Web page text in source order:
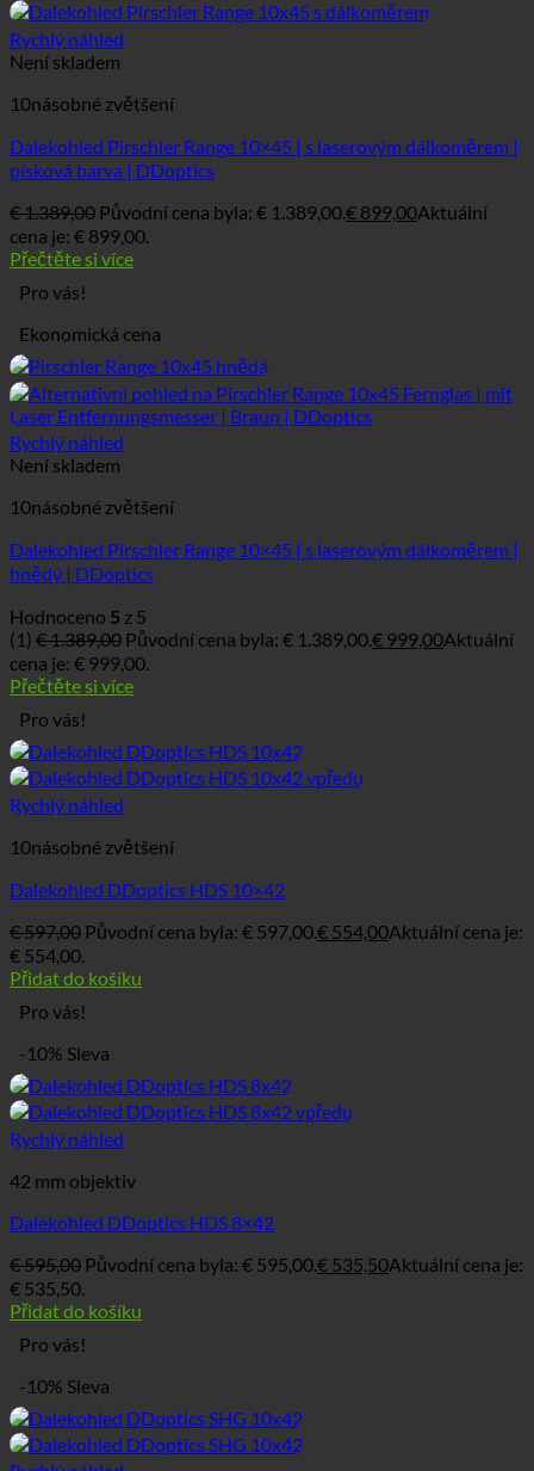
Rychlý náhled
Není skladem
10násobné zvětšení
Dalekohled Pirschler Range 10×45 | s laserovým dálkoměrem |
písková barva | DDoptics
€1.389,00 Původní cena byla: € 1.389,00.€ 899,00Aktuální
cena je: € 899,00.
Přečtěte si více
Pro vás!
Ekonomická cena
Rychlý náhled
Není skladem
10násobné zvětšení
Dalekohled Pirschler Range 10×45 | s laserovým dálkoměrem |
hnědý | DDoptics
Hodnoceno 5 z 5
(1) €1.389,00 Původní cena byla: € 1.389,00.€ 999,00Aktuální
cena je: € 999,00.
Přečtěte si více
Pro vás!
Rychlý náhled
10násobné zvětšení
Dalekohled DDoptics HDS 10×42
€597,00 Původní cena byla: € 597,00.€ 554,00Aktuální cena je:
€ 554,00.
Přidat do košíku
Pro vás!
-10% Sleva
Rychlý náhled
42 mm objektiv
Dalekohled DDoptics HDS 8×42
€595,00 Původní cena byla: € 595,00.€ 535,50Aktuální cena je:
€ 535,50.
Přidat do košíku
Pro vás!
-10% Sleva